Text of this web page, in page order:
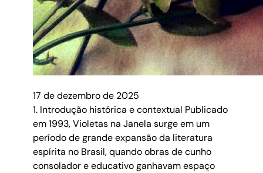
17 de dezembro de 2025
1. Introdução histórica e contextual Publicado
em 1993, Violetas na Janela surge em um
período de grande expansão da literatura
espírita no Brasil, quando obras de cunho
consolador e educativo ganhavam espaço